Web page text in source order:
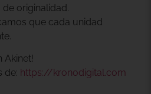
originalidad.
que cada unidad
Akinet!
de: https://kronodigital.com